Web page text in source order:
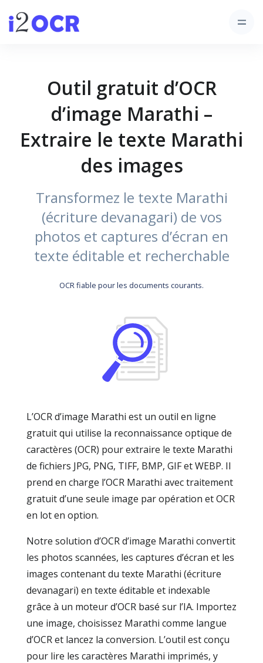
Outil gratuit d’OCR
d’image Marathi –
Extraire le texte Marathi
des images
Transformez le texte Marathi
(écriture devanagari) de vos
photos et captures d’écran en
texte éditable et recherchable
OCR fiable pour les documents courants.
L’OCR d’image Marathi est un outil en ligne
gratuit qui utilise la reconnaissance optique de
caractères (OCR) pour extraire le texte Marathi
de fichiers JPG, PNG, TIFF, BMP, GIF et WEBP. Il
prend en charge l’OCR Marathi avec traitement
gratuit d’une seule image par opération et OCR
en lot en option.
Notre solution d’OCR d’image Marathi convertit
les photos scannées, les captures d’écran et les
images contenant du texte Marathi (écriture
devanagari) en texte éditable et indexable
grâce à un moteur d’OCR basé sur l’IA. Importez
une image, choisissez Marathi comme langue
d’OCR et lancez la conversion. L’outil est conçu
pour lire les caractères Marathi imprimés, y